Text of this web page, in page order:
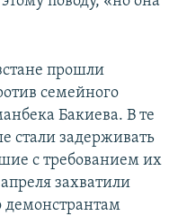
прошли
семейного
Бакиева. В те
стали задерживать
с требованием их
захватили